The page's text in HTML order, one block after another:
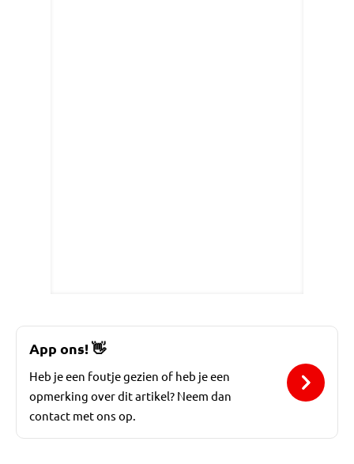
App ons!👋
Heb je een foutje gezien of heb je een
opmerking over dit artikel? Neem dan
contact met ons op.